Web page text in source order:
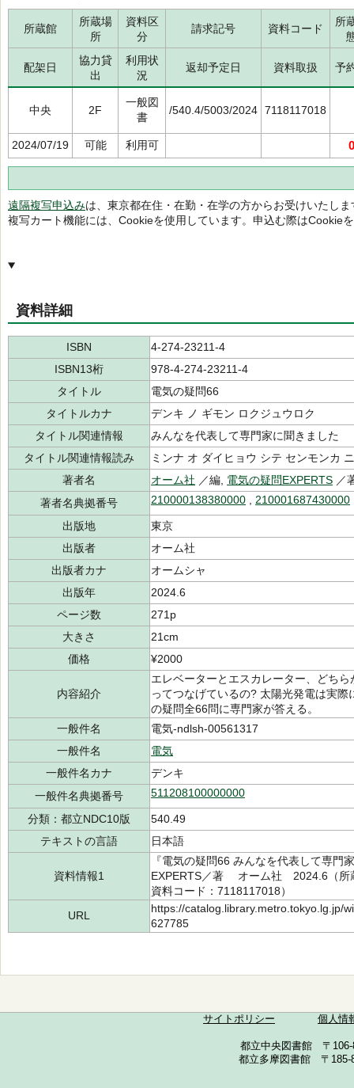
所蔵館
所蔵場
所
資料区
分
請求記号 資料コード
所
配架日
協力貸
出
利用状
況
返却予定日 資料取扱 予
中央 2F
一般図
書
/540.4/5003/2024 7118117018
2024/07/19 可能 利用可 0
遠隔複写申込みは、東京都在住・在勤・在学の方からお受けいたしま
複写カート機能には、Cookieを使用しています。申込む際はCookie
資料詳細
ISBN
4-274-23211-4
ISBN13桁
978-4-274-23211-4
タイトル
電気の疑問66
タイトルカナ
デンキ ノ ギモン ロクジュウロク
タイトル関連情報
みんなを代表して専門家に聞きました
タイトル関連情報読み
ミンナ オ ダイヒョウ シテ センモンカ
著者名
オーム社 ／編, 電気の疑問EXPERTS ／
著者名典拠番号
210000138380000 210001687430000
出版地
東京
出版者
オーム社
出版者カナ
オームシャ
出版年
2024.6
ページ数
271p
大きさ
21cm
価格
¥2000
内容紹介
エレベーターとエスカレーター、どち
ってつなげているの? 太陽光発電は実
の疑問全66問に専門家が答える。
一般件名
電気-ndlsh-00561317
一般件名
電気
一般件名カナ
デンキ
一般件名典拠番号
511208100000000
分類：都立NDC10版
540.49
テキストの言語
日本語
資料情報1
『電気の疑問66 みんなを代表して専
EXPERTS／著 オーム社 2024.6（
資料コード：7118117018）
URL
https://catalog.library.metro.tokyo.lg.jp/
627785
サイトポリシー 個人情
都立中央図書館 〒
都立多摩図書館 〒185-